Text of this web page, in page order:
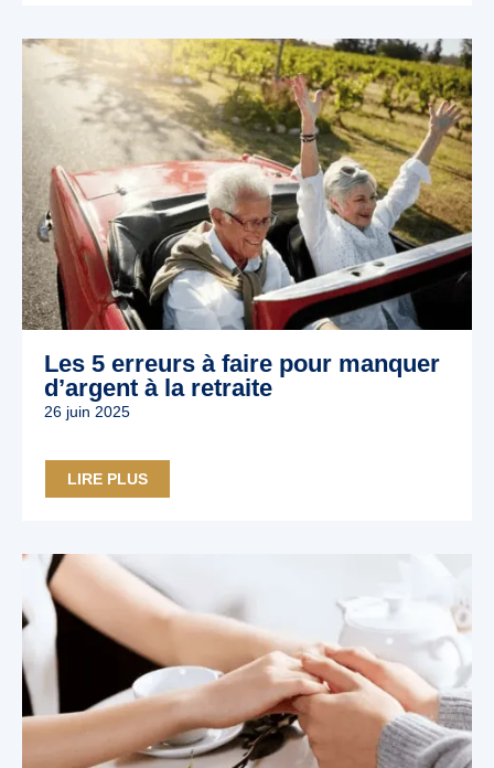
Les 5 erreurs à faire pour manquer
d’argent à la retraite
26 juin 2025
LIRE PLUS